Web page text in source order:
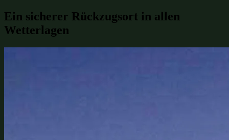
Ein sicherer Rückzugsort in allen
Wetterlagen